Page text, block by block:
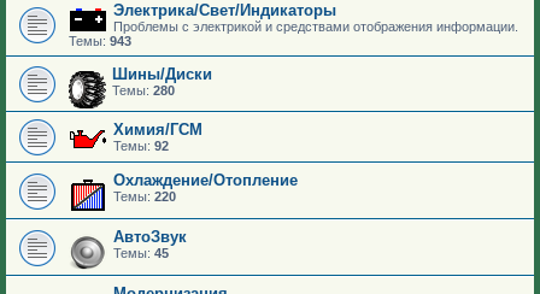
Электрика/Свет/Индикаторы
Проблемы с электрикой и средствами отображения информации.
Темы: 943
Шины/Диски
Темы: 280
Химия/ГСМ
Темы: 92
Охлаждение/Отопление
Темы: 220
АвтоЗвук
Темы: 45